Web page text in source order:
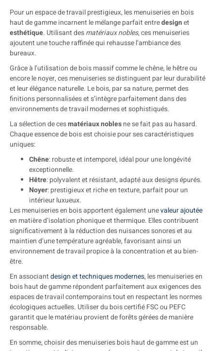
Pour un espace de travail prestigieux, les menuiseries en bois
haut de gamme incarnent le mélange parfait entredesignet
esthétique. Utilisant desmatériaux nobles, ces menuiseries
ajoutent une touche raffinée qui rehausse l’ambiance des
bureaux.
Grâce à l’utilisation de bois massif comme le chêne, le hêtre ou
encore le noyer, ces menuiseries se distinguent par leur durabilité
et leur élégance naturelle. Le bois, par sa nature, permet des
finitions personnalisées et s’intègre parfaitement dans des
environnements de travail modernes et sophistiqués.
La sélection de cesmatériaux noblesne se fait pas au hasard.
Chaque essence de bois est choisie pour ses caractéristiques
uniques:
Chêne: robuste et intemporel, idéal pour une longévité
exceptionnelle.
Hêtre: polyvalent et résistant, adapté aux designs épurés.
Noyer: prestigieux et riche en texture, parfait pour un
intérieur luxueux.
Les menuiseries en bois apportent également unevaleur ajoutée
en matière d’isolation phonique et thermique. Elles contribuent
significativement à la réduction des nuisances sonores et au
maintien d’une température agréable, favorisant ainsi un
environnement de travail propice à la concentration et au bien-
être.
En associantdesign et techniques modernes, les menuiseries en
bois haut de gamme répondent parfaitement aux exigences des
espaces de travail contemporains tout en respectant les normes
écologiques actuelles. Utiliser du bois certifié FSC ou PEFC
garantit que le matériau provient de forêts gérées de manière
responsable.
En somme, choisir des menuiseries bois haut de gamme est un